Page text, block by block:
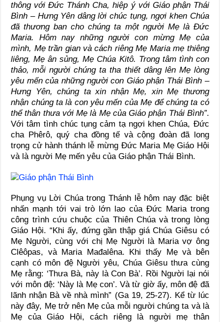
thông với Đức Thánh Cha, hiệp ý với Giáo phận Thái
Bình – Hưng Yên dâng lời chúc tụng, ngợi khen Chúa
đã thương ban cho chúng ta một người Mẹ là Đức
Maria. Hôm nay những người con mừng Mẹ của
mình, Mẹ trần gian và cách riêng Mẹ Maria mẹ thiêng
liêng, Mẹ ân sủng, Mẹ Chúa Kitô. Trong tâm tình con
thảo, mỗi người chúng ta tha thiết dâng lên Mẹ lòng
yêu mến của những người con Giáo phận Thái Bình –
Hưng Yên, chúng ta xin nhận Mẹ, xin Mẹ thương
nhận chúng ta là con yêu mến của Mẹ để chúng ta có
thể thân thưa với Mẹ là Mẹ của Giáo phận Thái Bình”.
Với tâm tình chúc tụng cảm tạ ngợi khen Chúa, Đức
cha Phêrô, quý cha đồng tế và cộng đoàn đã long
trọng cử hành thánh lễ mừng Đức Maria Mẹ Giáo Hội
và là người Mẹ mến yêu của Giáo phận Thái Bình.
Phụng vụ Lời Chúa trong Thánh lễ hôm nay đặc biệt
nhấn mạnh tới vai trò lớn lao của Đức Maria trong
công trình cứu chuộc của Thiên Chúa và trong lòng
Giáo Hội. “Khi ấy, đứng gần thập giá Chúa Giêsu có
Mẹ Người, cùng với chị Mẹ Người là Maria vợ ông
Clêôpas, và Maria Mađalêna. Khi thấy Mẹ và bên
cạnh có môn đệ Người yêu, Chúa Giêsu thưa cùng
Mẹ rằng: ‘Thưa Bà, này là Con Bà’. Rồi Người lại nói
với môn đệ: ‘Này là Mẹ con’. Và từ giờ ấy, môn đệ đã
lãnh nhận Bà về nhà mình” (Ga 19, 25-27). Kể từ lúc
này đây, Mẹ trở nên Mẹ của mỗi người chúng ta và là
Mẹ của Giáo Hội, cách riêng là người mẹ thân